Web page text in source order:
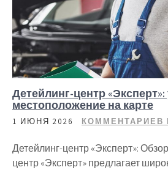
Детейлинг-центр
местоположение на карте
1 ИЮНЯ 2026 КОММЕНТАРИЕВ
Детейлинг-центр «Эксперт»:
центр «Эксперт» предлагает